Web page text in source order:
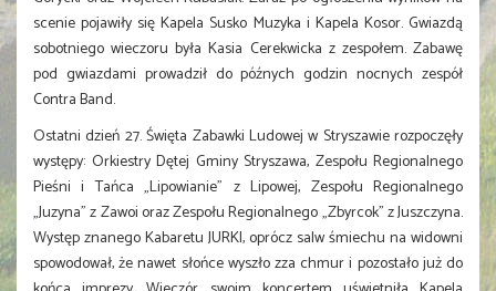
scenie pojawiły się Kapela Susko Muzyka i Kapela Kosor. Gwiazdą
sobotniego wieczoru była Kasia Cerekwicka z zespołem. Zabawę
pod gwiazdami prowadził do późnych godzin nocnych zespół
Contra Band.
Ostatni dzień 27. Święta Zabawki Ludowej w Stryszawie rozpoczęły
występy: Orkiestry Dętej Gminy Stryszawa, Zespołu Regionalnego
Pieśni i Tańca „Lipowianie” z Lipowej, Zespołu Regionalnego
„Juzyna” z Zawoi oraz Zespołu Regionalnego „Zbyrcok” z Juszczyna.
Występ znanego Kabaretu JURKI, oprócz salw śmiechu na widowni
spowodował, że nawet słońce wyszło zza chmur i pozostało już do